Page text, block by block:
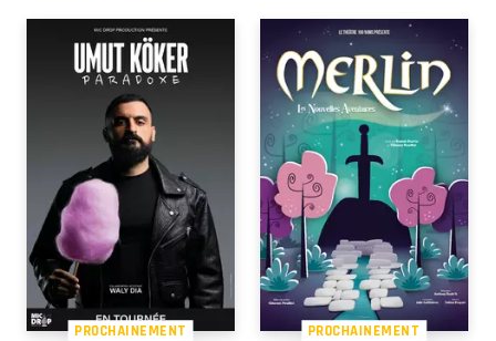
PROCHAINEMENT PROCHAINEMENT